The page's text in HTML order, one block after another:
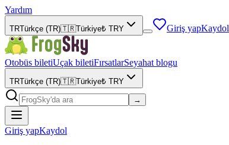
Yardım
TRTürkçe (TR)🇹🇷Türkiye₺ TRY Giriş yapKaydol
Otobüs biletiUçak biletiFırsatlarSeyahat blogu
TRTürkçe (TR)🇹🇷Türkiye₺ TRY
→
Giriş yapKaydol